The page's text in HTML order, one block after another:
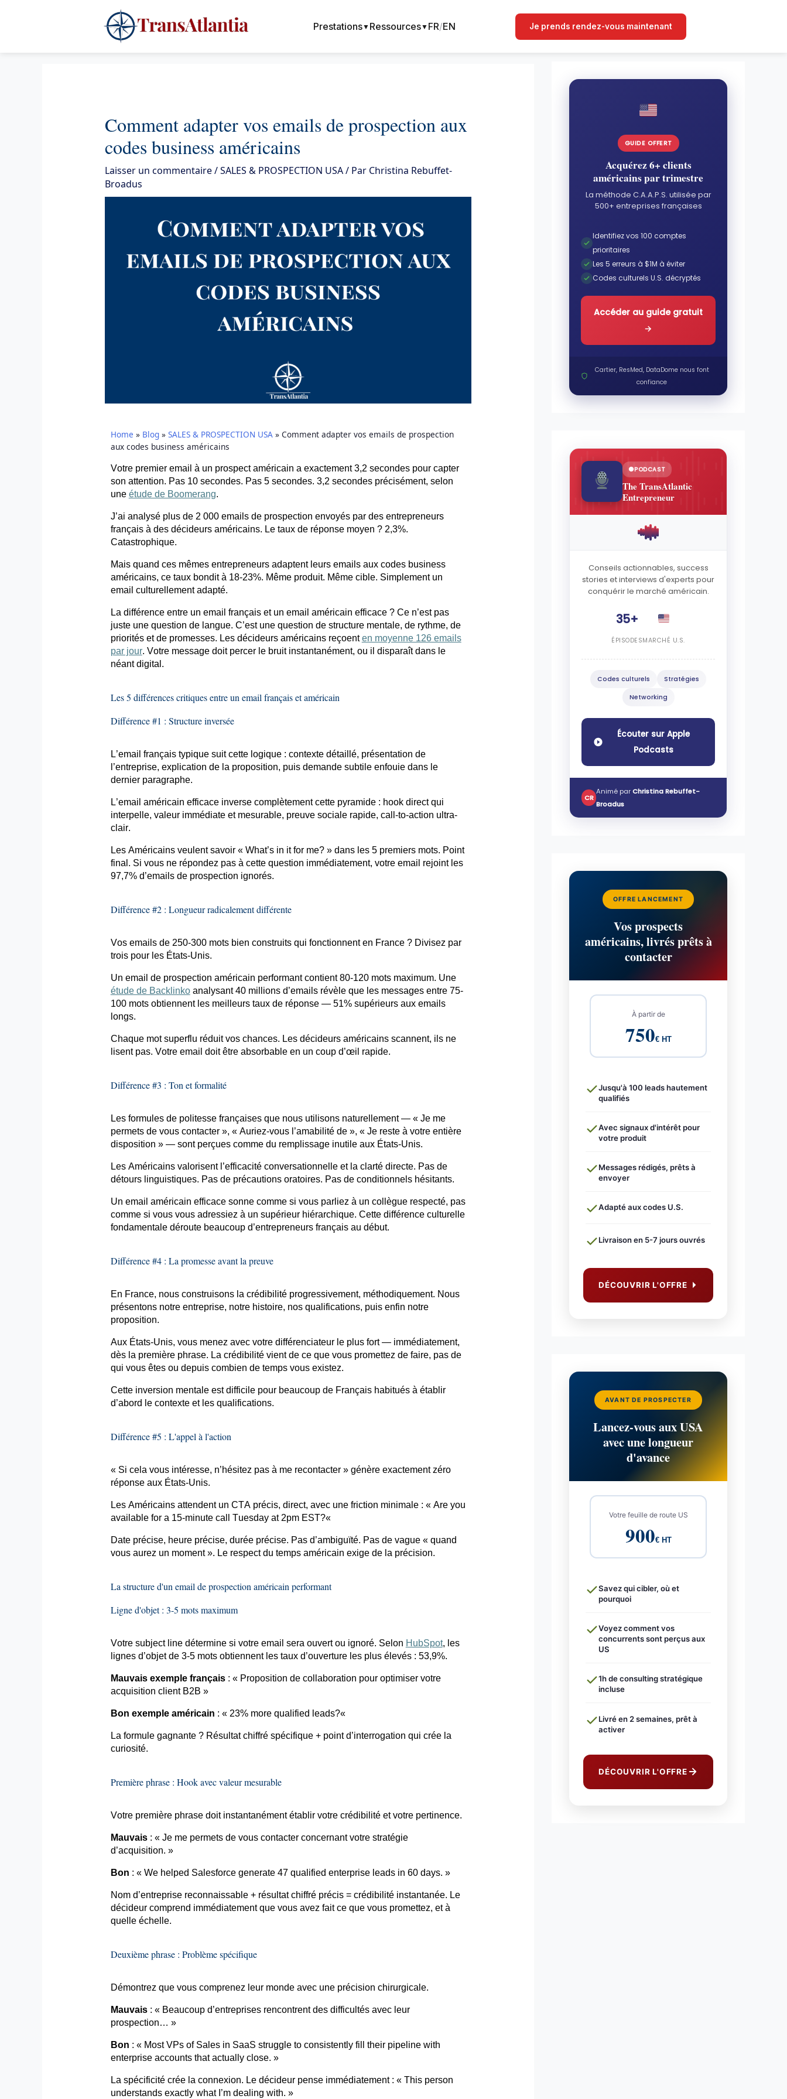
Prestations▼ Ressources▼ FR/EN Je prends rendez-vous maintenant
Comment adapter vos emails de prospection aux
codes business américains
Laisser un commentaire/SALES & PROSPECTION USA/ Par Christina Rebuffet-
Broadus
Home » Blog» SALES & PROSPECTION USA» Comment adapter vos emails de prospection
aux codes business américains
Votre premier email à un prospect américain a exactement 3,2 secondes pour capter
son attention. Pas 10 secondes. Pas 5 secondes. 3,2 secondes précisément, selon
une étude de Boomerang.
J’ai analysé plus de 2 000 emailsde prospection envoyés par des entrepreneurs
français à des décideurs américains. Le taux de réponse moyen ? 2,3%.
Catastrophique.
Mais quand ces mêmes entrepreneurs adaptent leurs emailsaux codes business
américains, ce taux bondit à 18-23%. Même produit. Même cible. Simplement un
email culturellement adapté.
La différence entre un email français et un email américain efficace ? Ce n’est pas
juste une question de langue. C’est une question de structure mentale, de rythme, de
priorités et de promesses. Les décideurs américains reçoent en moyenne 126 emails
par jour. Votre message doit percer le bruit instantanément, ou il disparaît dans le
néant digital.
Les 5 différences critiques entre un email français et américain
Différence #1 : Structure inversée
L’email français typique suit cette logique : contexte détaillé, présentation de
l’entreprise, explication de la proposition, puis demande subtile enfouie dans le
dernier paragraphe.
L’email américain efficace inverse complètement cette pyramide : hookdirect qui
interpelle, valeur immédiate et mesurable, preuve sociale rapide, call-to-action ultra-
clair.
Les Américains veulent savoir « What’sin itfor me?» dans les 5 premiers mots. Point
final. Si vous ne répondez pas à cette question immédiatement, votre email rejoint les
97,7% d’emailsde prospection ignorés.
Différence #2 : Longueur radicalement différente
Vos emailsde 250-300 mots bien construits qui fonctionnent en France ? Divisez par
trois pour les États-Unis.
Un email de prospection américain performant contient 80-120 mots maximum. Une
étude de Backlinkoanalysant 40 millions d’emailsrévèle que les messages entre 75-
100 mots obtiennent les meilleurs taux de réponse — 51% supérieurs aux emails
longs.
Chaque mot superflu réduit vos chances. Les décideurs américains scannent, ils ne
lisent pas. Votre email doit être absorbable en un coup d’œil rapide.
Différence #3 : Ton et formalité
Les formules de politesse françaises que nous utilisons naturellement — « Je me
permets de vous contacter », « Auriez-vous l’amabilité de », « Je reste à votre entière
disposition » — sont perçues comme du remplissage inutile aux États-Unis.
Les Américains valorisent l’efficacité conversationnelle et la clarté directe. Pas de
détours linguistiques. Pas de précautions oratoires. Pas de conditionnels hésitants.
Un email américain efficace sonne comme si vous parliez à un collègue respecté, pas
comme si vous vous adressiez à un supérieur hiérarchique. Cette différence culturelle
fondamentale déroute beaucoup d’entrepreneurs français au début.
Différence #4 : La promesse avant la preuve
En France, nous construisons la crédibilité progressivement, méthodiquement. Nous
présentons notre entreprise, notre histoire, nos qualifications, puis enfin notre
proposition.
Aux États-Unis, vous menez avec votre différenciateur le plus fort — immédiatement,
dès la première phrase. La crédibilité vient de ce que vous promettez de faire, pas de
qui vous êtes ou depuis combien de temps vous existez.
Cette inversion mentale est difficile pour beaucoup de Français habitués à établir
d’abord le contexte et les qualifications.
Différence #5 : L'appel à l'action
« Si cela vous intéresse, n’hésitez pas à me recontacter » génère exactement zéro
réponse aux États-Unis.
Les Américains attendent un CTA précis, direct, avec une friction minimale : « Are you
availablefor a 15-minute call Tuesday at 2pm EST?«
Date précise, heure précise, durée précise. Pas d’ambiguïté. Pas de vague « quand
vous aurez un moment ». Le respect du temps américain exige de la précision.
La structure d'un email de prospection américain performant
Ligne d'objet : 3-5 mots maximum
Votre subjectline détermine si votre email sera ouvert ou ignoré. Selon HubSpot, les
lignes d’objet de 3-5 mots obtiennent les taux d’ouverture les plus élevés : 53,9%.
Mauvais exemple français: « Proposition de collaboration pour optimiser votre
acquisition client B2B »
Bon exemple américain : « 23% more qualified leads?«
La formule gagnante ? Résultat chiffré spécifique + point d’interrogation qui crée la
curiosité.
Première phrase : Hook avec valeur mesurable
Votre première phrase doit instantanément établir votre crédibilité et votre pertinence.
Mauvais: « Je me permets de vous contacter concernant votre stratégie
d’acquisition. »
Bon : « We helped Salesforce generate47 qualified enterpriseleads in 60 days. »
Nom d’entreprise reconnaissable + résultat chiffré précis = crédibilité instantanée. Le
décideur comprend immédiatement que vous avez fait ce que vous promettez, et à
quelle échelle.
Deuxième phrase : Problème spécifique
Démontrez que vous comprenez leur monde avec une précision chirurgicale.
Mauvais: « Beaucoup d’entreprises rencontrent des difficultés avec leur
prospection… »
Bon : « MostVPsof Sales in SaaS struggle to consistently fill theirpipeline with
enterprise accounts that actuallyclose. »
La spécificité crée la connexion. Le décideur pense immédiatement : « This person
understands exactly what I’m dealing with. »
GUIDE OFFERT
Acquérez 6+ clients
américains par trimestre
La méthode C.A.A.P.S. utilisée par
500+ entreprises françaises
Identifiez vos 100 comptes
prioritaires
Les 5 erreurs à $1M à éviter
Codes culturels U.S. décryptés
Accéder au guide gratuit
→
Cartier, ResMed, DataDome nous font
confiance
PODCAST
The TransAtlantic
Entrepreneur
Conseils actionnables, success
stories et interviews d'experts pour
conquérir le marché américain.
35+
ÉPISODESMARCHÉ U.S.
Codes culturels Stratégies
Networking
Écouter sur Apple
Podcasts
CR
Animé parChristina Rebuffet-
Broadus
OFFRE LANCEMENT
Vos prospects
américains, livrés prêts à
contacter
À partir de
750€ HT
Jusqu'à 100 leads hautement
qualifiés
Avec signaux d'intérêt pour
votre produit
Messages rédigés, prêts à
envoyer
Adapté aux codes U.S.
Livraison en 5-7 jours ouvrés
DÉCOUVRIR L'OFFRE
AVANT DE PROSPECTER
Lancez-vous aux USA
avec une longueur
d'avance
Votre feuille de route US
900€ HT
Savez qui cibler, où et
pourquoi
Voyez comment vos
concurrents sont perçus aux
US
1h de consulting stratégique
incluse
Livré en 2 semaines, prêt à
activer
DÉCOUVRIR L'OFFRE